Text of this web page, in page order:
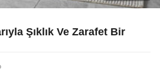
Şıklık Ve Zarafet Bir